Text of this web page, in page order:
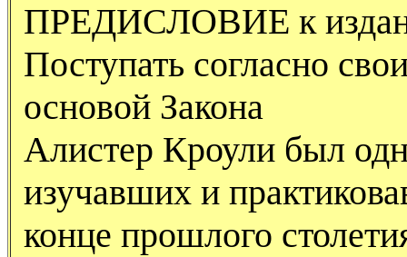
ПРЕДИСЛОВИЕ к
Поступать согласно
основой Закона
Алистер Кроули был
изучавших и
конце прошлого